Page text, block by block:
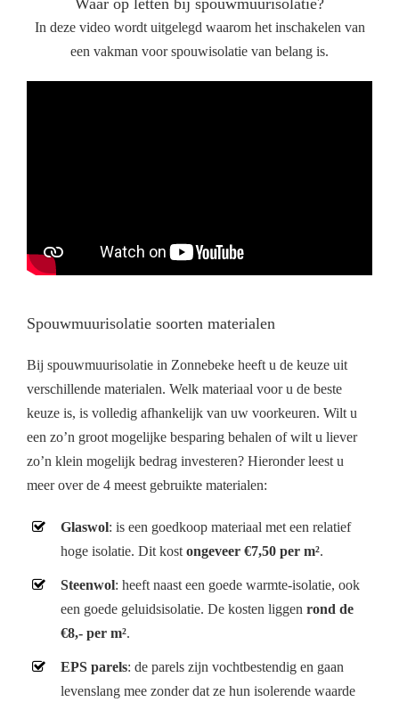
In deze video wordt uitgelegd waarom het inschakelen van
een vakman voor spouwisolatie van belang is.
Spouwmuurisolatie soorten materialen
Bij spouwmuurisolatie in Zonnebeke heeft u de keuze uit
verschillende materialen. Welk materiaal voor u de beste
keuze is, is volledig afhankelijk van uw voorkeuren. Wilt u
een zo’n groot mogelijke besparing behalen of wilt u liever
zo’n klein mogelijk bedrag investeren? Hieronder leest u
meer over de 4 meest gebruikte materialen:
Glaswol: is een goedkoop materiaal met een relatief
hoge isolatie. Dit kostongeveer €7,50 per m².
Steenwol: heeft naast een goede warmte-isolatie, ook
een goede geluidsisolatie. De kosten liggenrond de
€8,- per m².
EPS parels: de parels zijn vochtbestendig en gaan
levenslang mee zonder dat ze hun isolerende waarde